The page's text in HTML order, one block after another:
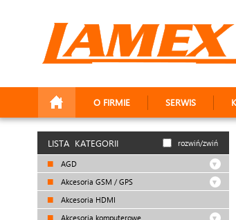
O FIRMIE SERWIS
LISTA KATEGORII rozwiń/zwiń
AGD
Akcesoria GSM / GPS
Akcesoria HDMI
Akcesoria komputerowe